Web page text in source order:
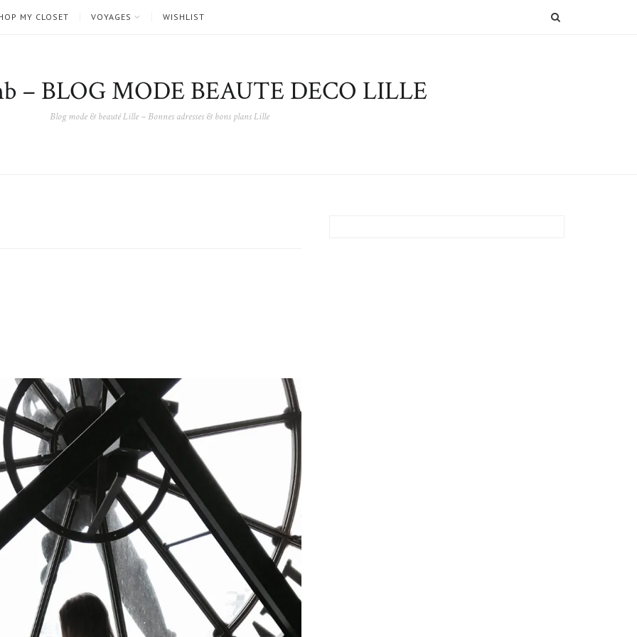
MY CLOSET VOYAGES WISHLIST
– BLOG MODE BEAUTE DECO LILLE
Blog mode & beauté Lille – Bonnes adresses & bons plans Lille